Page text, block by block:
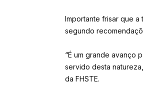
Importante frisar que
segundo
“É um grande avanço
servido desta
da FHSTE.